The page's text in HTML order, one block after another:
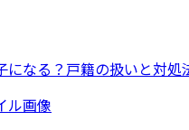
になる？戸籍の扱いと対処